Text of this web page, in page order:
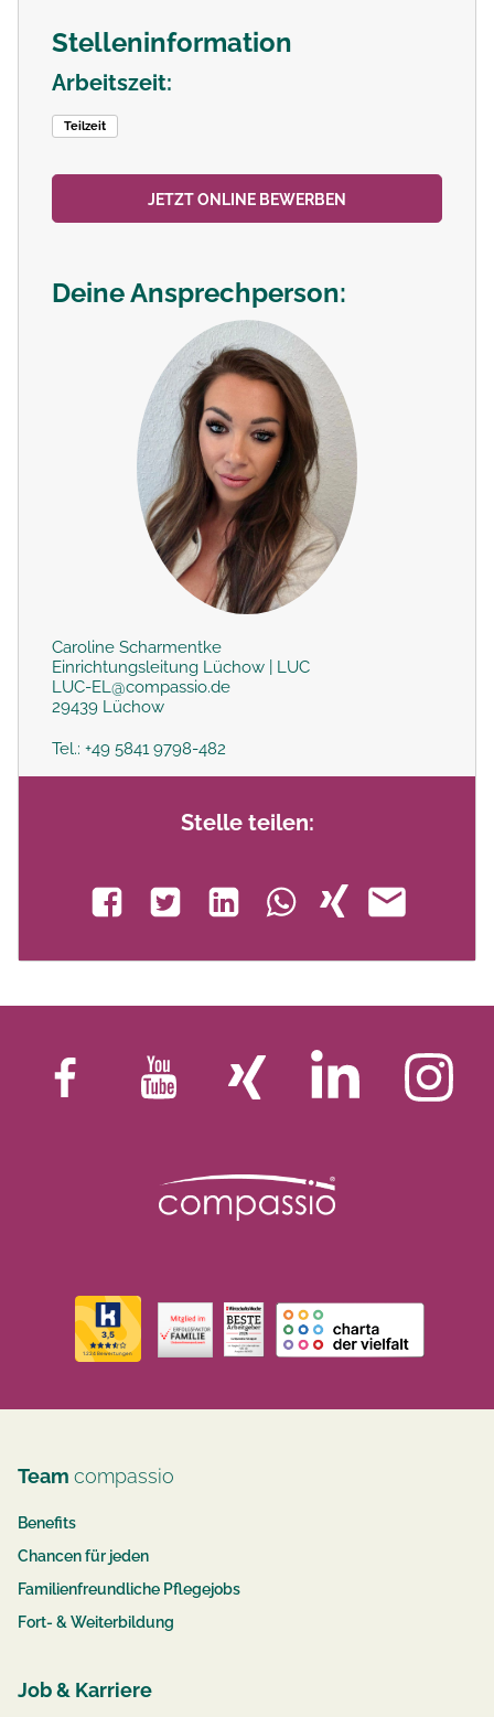
Stelleninformation
Arbeitszeit:
Teilzeit
JETZT ONLINE BEWERBEN
Deine Ansprechperson:
Caroline Scharmentke
Einrichtungsleitung Lüchow | LUC
LUC-EL@compassio.de
29439 Lüchow
Tel.: +49 5841 9798-482
Stelle teilen:
Team compassio
Benefits
Chancen für jeden
Familienfreundliche Pflegejobs
Fort- & Weiterbildung
Job & Karriere